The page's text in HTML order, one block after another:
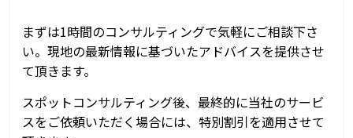
まずは1時間のコンサルティングで気軽にご相談下さ
い。現地の最新情報に基づいたアドバイスを提供させ
て頂きます。
スポットコンサルティング後、最終的に当社のサービ
スをご依頼いただく場合には、特別割引を適用させて